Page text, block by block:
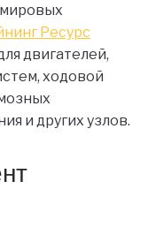
Ресурс
двигателей,
ходовой
и других узлов.